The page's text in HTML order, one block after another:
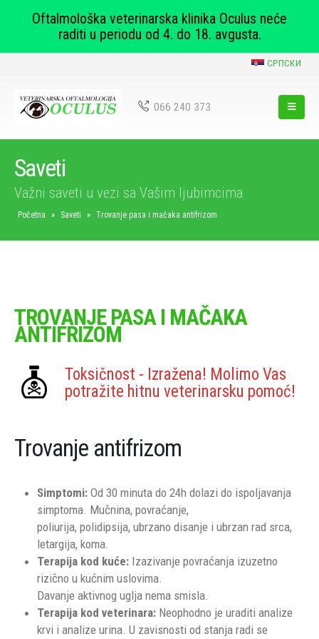
СРПСКИ
066 240 373
Saveti
Važni saveti u vezi sa Vašim ljubimcima
Početna » Saveti » Trovanje pasa i mačaka antifrizom
TROVANJE PASA I MAČAKA
ANTIFRIZOM
Toksičnost - Izražena! Molimo Vas
potražite hitnu veterinarsku pomoć!
Trovanje antifrizom
Simptomi: Od 30 minuta do 24h dolazi do ispoljavanja
simptoma. Mučnina, povraćanje,
poliurija, polidipsija, ubrzano disanje i ubrzan rad srca,
letargija, koma.
Terapija kod kuće: Izazivanje povraćanja izuzetno
rizično u kućnim uslovima.
Davanje aktivnog uglja nema smisla.
Terapija kod veterinara: Neophodno je uraditi analize
krvi i analize urina. U zavisnosti od stanja radi se
Oftalmološka veterinarska klinika Oculus neće
raditi u periodu od 4. do 18. avgusta.